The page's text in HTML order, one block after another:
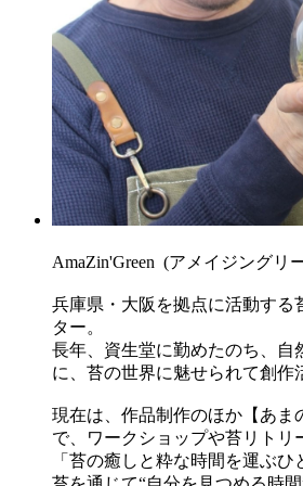
AmaZin'Green (アメイジングリ
兵庫県・大阪を拠点に活動する
ター。
長年、資生堂に勤めたのち、自
に、苔の世界に魅せられて創作
現在は、作品制作のほか【あま
で、ワークショップや苔リトリ
「苔の癒しと粋な時間を運ぶひ